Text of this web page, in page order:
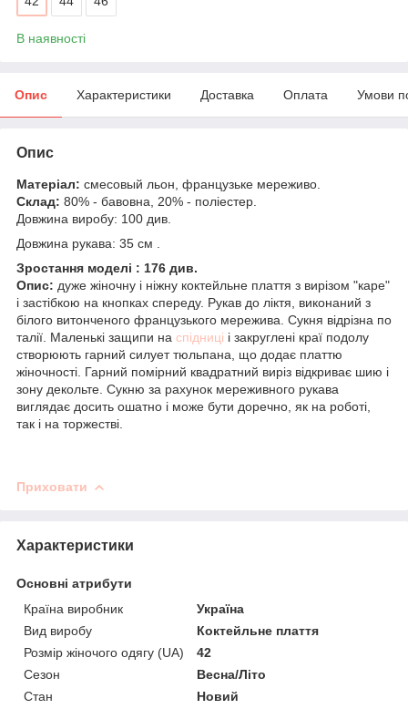
В наявності
Опис Характеристики Доставка Оплата Умови
Опис
Матеріал: смесовый льон, французьке мереживо.
Склад: 80% - бавовна, 20% - поліестер
Довжина виробу: 100 див.
Довжина рукава: 35 см
Зростання моделі : 176 див.
Опис: дуже жіночну і ніжну коктейльне плаття з вирізом "каре"
і застібкою на кнопках спереду. Рукав до ліктя, виконаний з
білого витонченого французького мережива. Сукня відрізна по
талії. Маленькі защипи на спідниці і закруглені краї подолу
створюють гарний силует тюльпана, що додає платтю
жіночності. Гарний помірний квадратний виріз відкриває шию і
зону декольте. Сукню за рахунок мереживного рукава
виглядає досить ошатно і може бути доречно, як на роботі,
так і на торжестві.
Приховати
Характеристики
Основні атрибути
Країна виробник
Україна
Вид виробу
Коктейльне плаття
Розмір жіночого одягу (UA)
42
Сезон
Весна/Літо
Стан
Новий